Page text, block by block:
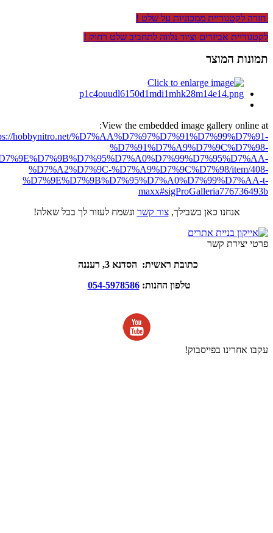
חזרה לקטגוריית ממכוניות על שלט !
לקטגוריית אביזרים וציוד נלווה לתחביב שלט רחוק !
תמונות המוצר
View the embedded image gallery online at:
hobbynitro.net/%D7%AA%D7%97%D7%91%D7%99%D7%91-
%D7%91%D7%A9%D7%9C%D7%98-
%D7%A2%D7%9C-%D7%A9%D7%9C%D7%98/item/408-
%D7%9E%D7%9B%D7%95%D7%A0%D7%99%D7%AA-t-
maxx#sigProGalleria776736493b
אנחנו כאן בשבילך,צור קשר ונשמח לעזור לך בכל שאלה!
פרטי יצירת קשר
כתובת ראשית: הסדנא 3, רעננה
טלפון החנות:054-5978586
עקבו אחרינו בפייסבוק!